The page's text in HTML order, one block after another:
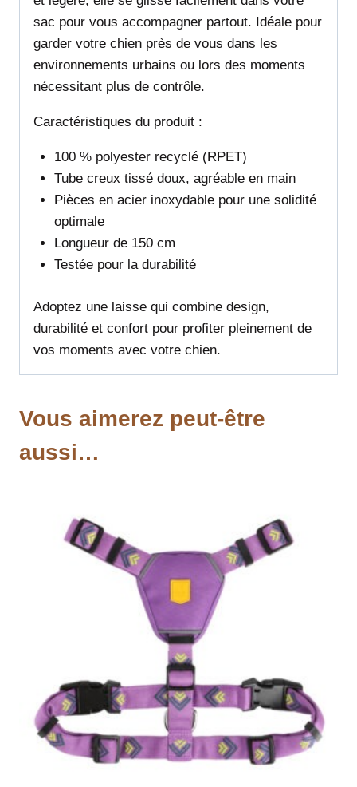
sac pour vous accompagner partout. Idéale pour
garder votre chien près de vous dans les
environnements urbains ou lors des moments
nécessitant plus de contrôle.
Caractéristiques du produit :
100 % polyester recyclé (RPET)
Tube creux tissé doux, agréable en main
Pièces en acier inoxydable pour une solidité
optimale
Longueur de 150 cm
Testée pour la durabilité
Adoptez une laisse qui combine design,
durabilité et confort pour profiter pleinement de
vos moments avec votre chien.
Vous aimerez peut-être
aussi…